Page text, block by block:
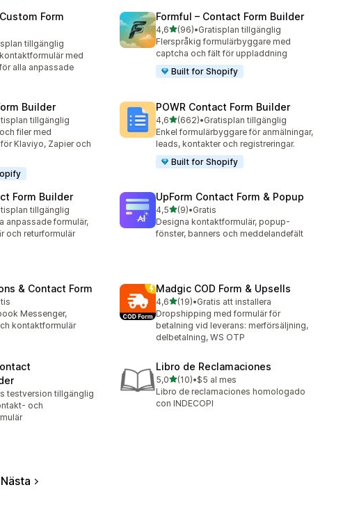
Form
totalt tillgänglig
med
alla anpassade
Formful – Contact Form Builder
4,6av 5 stjärnor
(96)
96 recensioner totalt
•Gratisplan tillgänglig
Flerspråkig formulärbyggare med
captcha och fält för uppladdning
Built for Shopify
Builder
totalt tillgänglig
filer med
Klaviyo, Zapier och
POWR Contact Form Builder
4,6av 5 stjärnor
(662)
662 recensioner totalt
•Gratisplan tillgänglig
Enkel formulärbyggare för anmälningar,
leads, kontakter och registreringar.
Built for Shopify
Form Builder
totalt tillgänglig
anpassade formulär,
och returformulär
UpForm Contact Form & Popup
4,5av 5 stjärnor
(9)
9 recensioner totalt
•Gratis
Designa kontaktformulär, popup-
fönster, banners och meddelandefält
& Contact Form
totalt
Messenger,
kontaktformulär
Madgic COD Form & Upsells
4,6av 5 stjärnor
(19)
19 recensioner totalt
•Gratis att installera
Dropshipping med formulär för
betalning vid leverans: merförsäljning,
delbetalning, WS OTP
testversion tillgänglig
och
Libro de Reclamaciones
5,0av 5 stjärnor
(10)
10 recensioner totalt
•$5 al mes
Libro de reclamaciones homologado
con INDECOPI
Nästa